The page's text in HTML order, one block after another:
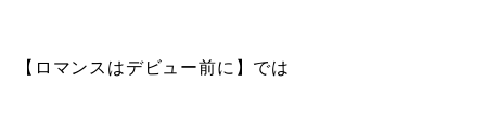
【ロマンスはデビュー前に】では